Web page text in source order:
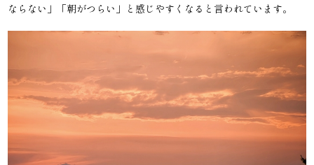
ならない」「朝がつらい」と感じやすくなると言われています。